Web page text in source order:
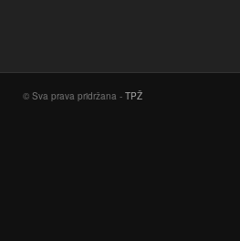
© Sva prava pridržana - TPŽ